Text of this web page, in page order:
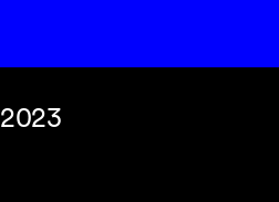
2023